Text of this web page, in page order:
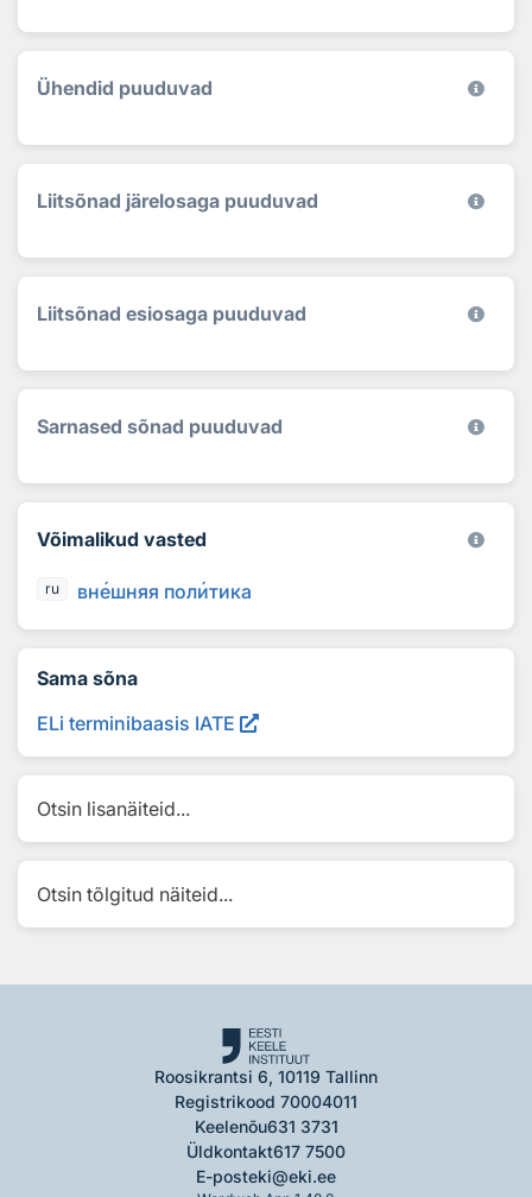
Ühendid puuduvad
Liitsõnad järelosaga puuduvad
Liitsõnad esiosaga puuduvad
Sarnased sõnad puuduvad
Võimalikud vasted
ru внешняя политика
Sama sõna
ELi terminibaasis IATE
Otsin lisanäiteid...
Otsin tõlgitud näiteid...
Roosikrantsi 6, 10119 Tallinn
Registrikood 70004011
Keelenõu631 3731
Üldkontakt617 7500
E-posteki@eki.ee